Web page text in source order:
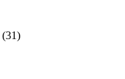
(31)